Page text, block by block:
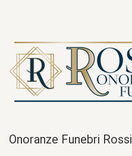
Onoranze Funebri Rossi